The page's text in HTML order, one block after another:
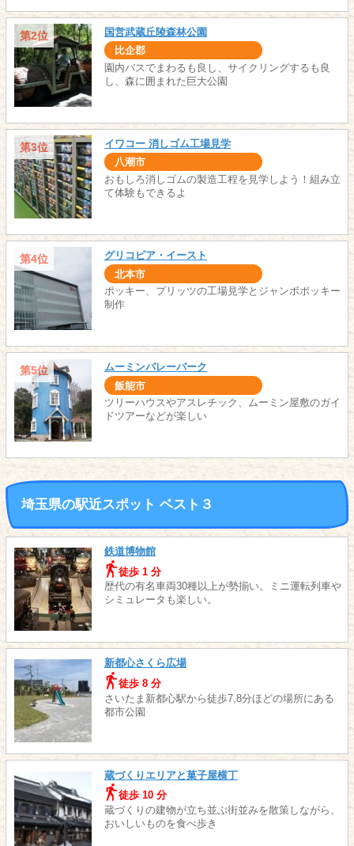
第2位 国営武蔵丘陵森林公園
比企郡
園内バスでまわるも良し、サイクリングするも良
し、森に囲まれた巨大公園
第3位 イワコー 消しゴム工場見学
八潮市
おもしろ消しゴムの製造工程を見学しよう！組み立
て体験もできるよ
第4位 グリコピア・イースト
北本市
ポッキー、プリッツの工場見学とジャンボポッキー
制作
第5位 ムーミンバレーパーク
飯能市
ツリーハウスやアスレチック、ムーミン屋敷のガイ
ドツアーなどが楽しい
埼玉県の駅近スポット ベスト３
鉄道博物館
徒歩 1 分
歴代の有名車両30種以上が勢揃い。ミニ運転列車や
シミュレータも楽しい。
新都心さくら広場
徒歩 8 分
さいたま新都心駅から徒歩7,8分ほどの場所にある
都市公園
蔵づくりエリアと菓子屋横丁
徒歩 10 分
蔵づくりの建物が立ち並ぶ街並みを散策しながら、
おいしいものを食べ歩き